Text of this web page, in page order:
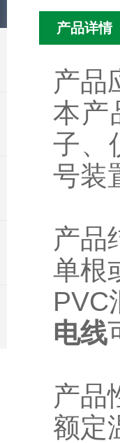
产品详情
产品
本产
子、
号装
产品
单根
PVC
电线
产品
额定